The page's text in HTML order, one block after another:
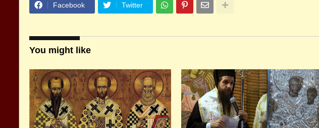
Facebook Twitter
You might like